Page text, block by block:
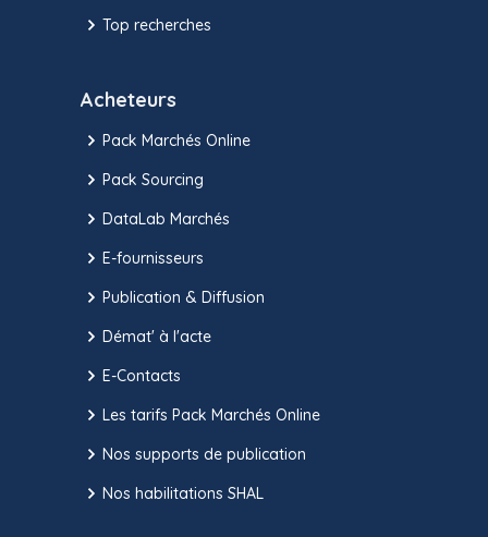
Top recherches
Acheteurs
Pack Marchés Online
Pack Sourcing
DataLab Marchés
E-fournisseurs
Publication & Diffusion
Démat' à l'acte
E-Contacts
Les tarifs Pack Marchés Online
Nos supports de publication
Nos habilitations SHAL